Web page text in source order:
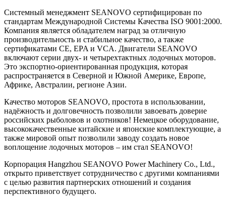
Системный менеджмент SEANOVO сертифицирован по
стандартам Международной Системы Качества ISO 9001:2000.
Компания является обладателем наград за отличную
производительность и стабильное качество, а также
сертификатами CE, EPA и VCA. Двигатели SEANOVO
включают серии двух- и четырехтактных лодочных моторов.
Это экспортно-ориентированная продукция, которая
распространяется в Северной и Южной Америке, Европе,
Африке, Австралии, регионе Азии.
Качество моторов SEANOVO, простота в использовании,
надёжность и долговечность позволили завоевать доверие
российских рыболовов и охотников! Немецкое оборудование,
высококачественные китайские и японские комплектующие, а
также мировой опыт позволили заводу создать новое
воплощение лодочных моторов – им стал SEANOVO!
Корпорация Hangzhou SEANOVO Power Machinery Co., Ltd.,
открыто приветствует сотрудничество с другими компаниями
с целью развития партнерских отношений и создания
перспективного будущего.